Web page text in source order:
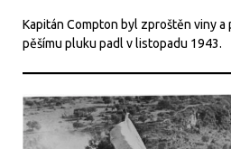
Kapitán Compton byl zproštěn viny a
pěšímu pluku padl v listopadu 1943.